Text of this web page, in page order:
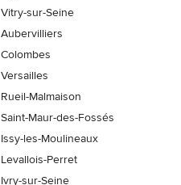
Vitry-sur-Seine
Aubervilliers
Colombes
Versailles
Rueil-Malmaison
Saint-Maur-des-Fossés
Issy-les-Moulineaux
Levallois-Perret
Ivry-sur-Seine